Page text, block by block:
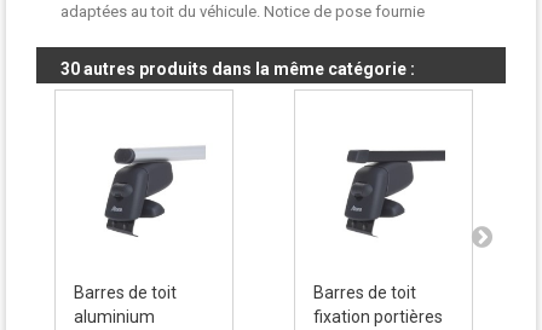
adaptées au toit du véhicule. Notice de pose fournie
30 autres produits dans la même catégorie :
Barres de toit
aluminium
Barres de toit
fixation portières